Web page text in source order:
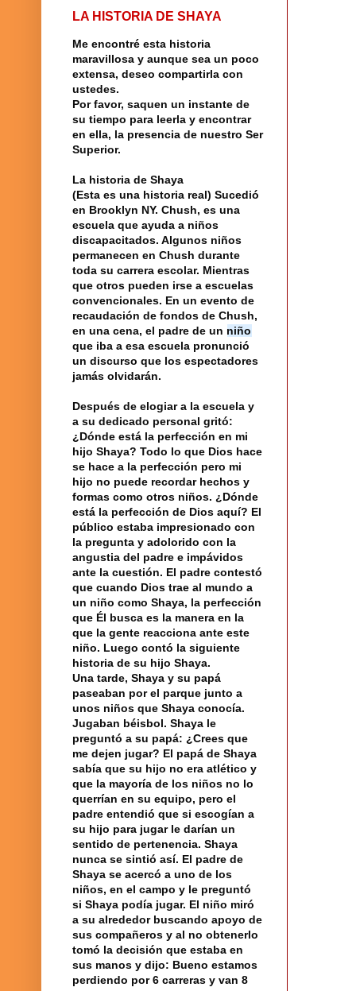
LA HISTORIA DE SHAYA
Me encontré esta historia
maravillosa y aunque sea un poco
extensa, deseo compartirla con
ustedes.
Por favor, saquen un instante de
su tiempo para leerla y encontrar
en ella, la presencia de nuestro Ser
Superior.
La historia de Shaya
(Esta es una historia real) Sucedió
en Brooklyn NY. Chush, es una
escuela que ayuda a niños
discapacitados. Algunos niños
permanecen en Chush durante
toda su carrera escolar. Mientras
que otros pueden irse a escuelas
convencionales. En un evento de
recaudación de fondos de Chush,
en una cena, el padre de un niño
que iba a esa escuela pronunció
un discurso que los espectadores
jamás olvidarán.
Después de elogiar a la escuela y
a su dedicado personal gritó:
¿Dónde está la perfección en mi
hijo Shaya? Todo lo que Dios hace
se hace a la perfección pero mi
hijo no puede recordar hechos y
formas como otros niños. ¿Dónde
está la perfección de Dios aquí? El
público estaba impresionado con
la pregunta y adolorido con la
angustia del padre e impávidos
ante la cuestión. El padre contestó
que cuando Dios trae al mundo a
un niño como Shaya, la perfección
que Él busca es la manera en la
que la gente reacciona ante este
niño. Luego contó la siguiente
historia de su hijo Shaya.
Una tarde, Shaya y su papá
paseaban por el parque junto a
unos niños que Shaya conocía.
Jugaban béisbol. Shaya le
preguntó a su papá: ¿Crees que
me dejen jugar? El papá de Shaya
sabía que su hijo no era atlético y
que la mayoría de los niños no lo
querrían en su equipo, pero el
padre entendió que si escogían a
su hijo para jugar le darían un
sentido de pertenencia. Shaya
nunca se sintió así. El padre de
Shaya se acercó a uno de los
niños, en el campo y le preguntó
si Shaya podía jugar. El niño miró
a su alrededor buscando apoyo de
sus compañeros y al no obtenerlo
tomó la decisión que estaba en
sus manos y dijo: Bueno estamos
perdiendo por 6 carreras y van 8